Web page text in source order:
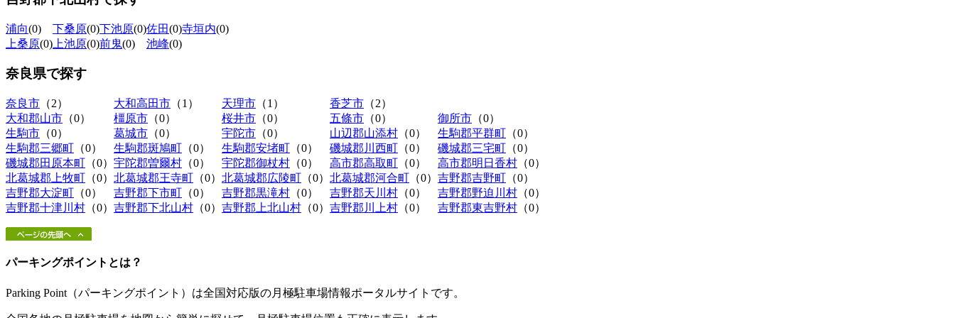
浦向(0) 下桑原(0)下池原(0)佐田(0)寺垣内(0)
上桑原(0) 上池原(0)前鬼(0) 池峰(0)
奈良県で探す
奈良市 （2） 大和高田市 （1） 天理市 （1） 香芝市 （2）
大和郡山市 （0） 橿原市 （0） 桜井市 （0） 五條市 （0） 御所市 （0）
生駒市 （0） 葛城市 （0） 宇陀市 （0） 山辺郡山添村 （0） 生駒郡平群町 （0）
生駒郡三郷町 （0） 生駒郡斑鳩町 （0） 生駒郡安堵町 （0） 磯城郡川西町 （0） 磯城郡三宅町 （0）
磯城郡田原本町 （0） 宇陀郡曽爾村 （0） 宇陀郡御杖村 （0） 高市郡高取町 （0） 高市郡明日香村 （0）
北葛城郡上牧町 （0） 北葛城郡王寺町 （0） 北葛城郡広陵町 （0） 北葛城郡河合町 （0） 吉野郡吉野町 （0）
吉野郡大淀町 （0） 吉野郡下市町 （0） 吉野郡黒滝村 （0） 吉野郡天川村 （0） 吉野郡野迫川村 （0）
吉野郡十津川村 （0） 吉野郡下北山村 （0） 吉野郡上北山村 （0） 吉野郡川上村 （0） 吉野郡東吉野村 （0）
パーキングポイントとは？
Parking Point（パーキングポイント）は全国対応版の月極駐車場情報ポータルサイトです。